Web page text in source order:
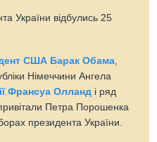
України відбулись 25
США Барак Обама,
Німеччини Ангела
Франсуа Олланд і ряд
привітали Петра Порошенка
президента України.